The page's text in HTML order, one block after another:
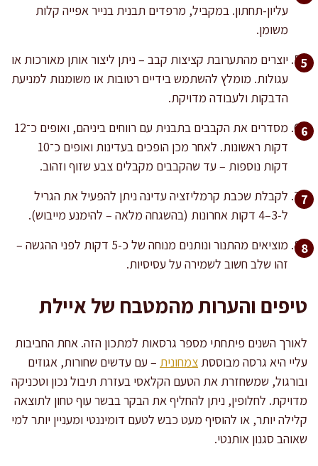
עליון-תחתון. במקביל, מרפדים תבנית בנייר אפייה קלות
משומן.
יוצרים מהתערובת קציצות קבב – ניתן ליצור אותן מאורכות או
עגולות. מומלץ להשתמש בידיים רטובות או משומנות למניעת
הדבקות ולעבודה מדויקת.
מסדרים את הקבבים בתבנית עם רווחים ביניהם, ואופים כ־12
דקות ראשונות. לאחר מכן הופכים בעדינות ואופים כ־10
דקות נוספות – עד שהקבבים מקבלים צבע שזוף וזהוב.
לקבלת שכבת קרמליזציה עדינה ניתן להפעיל את הגריל
ל-3–4 דקות אחרונות (בהשגחה מלאה – להימנע מייבוש).
מוציאים מהתנור ונותנים מנוחה של כ-5 דקות לפני ההגשה –
זהו שלב חשוב לשמירה על עסיסיות.
טיפים והערות מהמטבח של איילת
לאורך השנים פיתחתי מספר גרסאות למתכון הזה. אחת החביבות
עליי היא גרסה מבוססת צמחונית – עם עדשים שחורות, אגוזים
ובורגול, שמשחזרת את הטעם הקלאסי בעזרת תיבול נכון וטכניקה
מדויקת. לחלופין, ניתן להחליף את הבקר בבשר עוף טחון לתוצאה
קלילה יותר, או להוסיף מעט כבש לטעם דומיננטי ומעניין יותר למי
שאוהב סגנון אותנטי.